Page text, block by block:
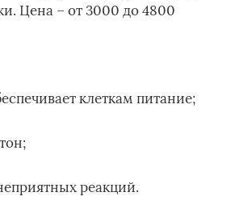
Цена – от 3000 до 4800
клеткам питание;
реакций.